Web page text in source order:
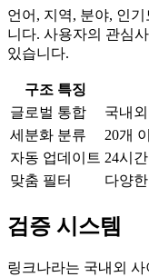
언어, 지역, 분야, 인
니다. 사용자의 관심
있습니다.
구조 특징
글로벌 통합
국내
세분화 분류
20개
자동 업데이트 24시
맞춤 필터
다양
검증 시스템
링크나라는 국내외